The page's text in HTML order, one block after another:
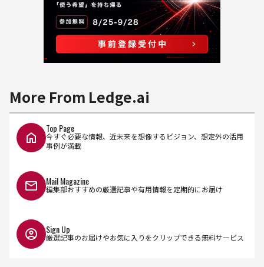
More From Ledge.ai
Top Page
今すぐ必要な情報、近未来を想像するビジョン、想定外の活用
事例が満載
Mail Magazine
編集部おすすめの厳選記事や有用情報を定期的にお届け
Sign Up
厳選記事のお届けやお気に入りをクリップできる無料サービス